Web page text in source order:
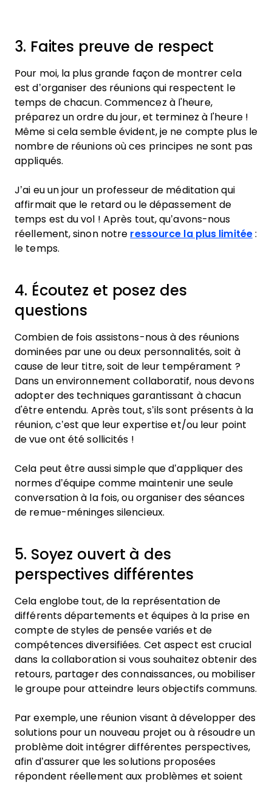
3. Faites preuve de respect
Pour moi, la plus grande façon de montrer cela
est d’organiser des réunions qui respectent le
temps de chacun. Commencez à l'heure,
préparez un ordre du jour, et terminez à l'heure !
Même si cela semble évident, je ne compte plus le
nombre de réunions où ces principes ne sont pas
appliqués.
J’ai eu un jour un professeur de méditation qui
affirmait que le retard ou le dépassement de
temps est du vol ! Après tout, qu’avons-nous
réellement, sinon notre ressource la plus limitée:
le temps.
4. Écoutez et posez des
questions
Combien de fois assistons-nous à des réunions
dominées par une ou deux personnalités, soit à
cause de leur titre, soit de leur tempérament ?
Dans un environnement collaboratif, nous devons
adopter des techniques garantissant à chacun
d'être entendu. Après tout, s’ils sont présents à la
réunion, c’est que leur expertise et/ou leur point
de vue ont été sollicités !
Cela peut être aussi simple que d’appliquer des
normes d’équipe comme maintenir une seule
conversation à la fois, ou organiser des séances
de remue-méninges silencieux.
5. Soyez ouvert à des
perspectives différentes
Cela englobe tout, de la représentation de
différents départements et équipes à la prise en
compte de styles de pensée variés et de
compétences diversifiées. Cet aspect est crucial
dans la collaboration si vous souhaitez obtenir des
retours, partager des connaissances, ou mobiliser
le groupe pour atteindre leurs objectifs communs.
Par exemple, une réunion visant à développer des
solutions pour un nouveau projet ou à résoudre un
problème doit intégrer différentes perspectives,
afin d’assurer que les solutions proposées
répondent réellement aux problèmes et soient